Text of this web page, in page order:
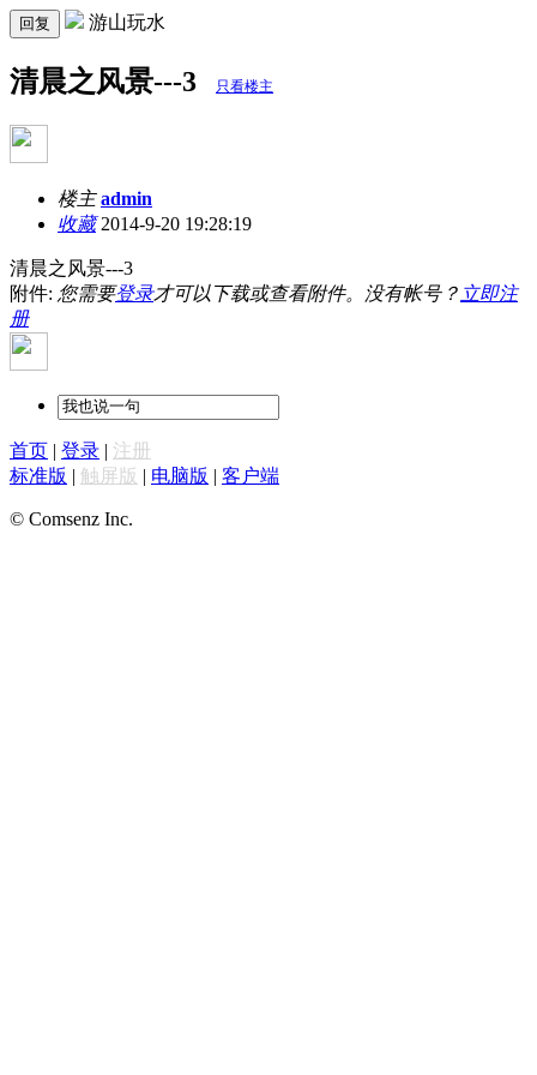
回复 游山玩水
清晨之风景---3 只看楼主
楼主 admin
收藏2014-9-20 19:28:19
清晨之风景---3
附件: 您需要登录才可以下载或查看附件。没有帐号？ 立即注
册
首页 | 登录 | 注册
标准版 | 触屏版 | 电脑版 | 客户端
© Comsenz Inc.